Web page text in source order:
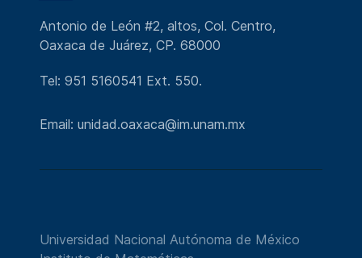
Antonio de León #2, altos, Col. Centro,
Oaxaca de Juárez, CP. 68000
Tel: 951 5160541 Ext. 550.
Email: unidad.oaxaca@im.unam.mx
Universidad Nacional Autónoma de México